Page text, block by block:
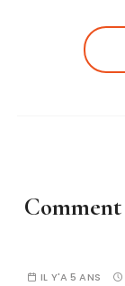
Comment
IL Y'A 5 ANS